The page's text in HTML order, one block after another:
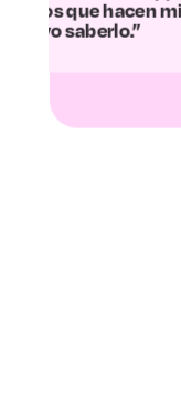
mi misma
La